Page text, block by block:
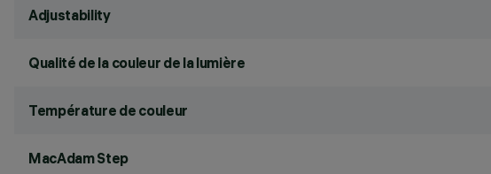
Adjustability
Qualité de la couleur de la lumière
Température de couleur
MacAdam Step